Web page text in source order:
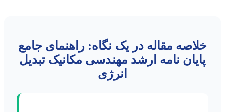
خلاصه مقاله در یک نگاه: راهنمای جامع
پایان نامه ارشد مهندسی مکانیک تبدیل
انرژی